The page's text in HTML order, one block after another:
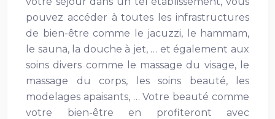
pouvez accéder à toutes les infrastructures
de bien-être comme le jacuzzi, le hammam,
le sauna, la douche à jet, … et également aux
soins divers comme le massage du visage, le
massage du corps, les soins beauté, les
modelages apaisants, … Votre beauté comme
votre bien-être en profiteront avec